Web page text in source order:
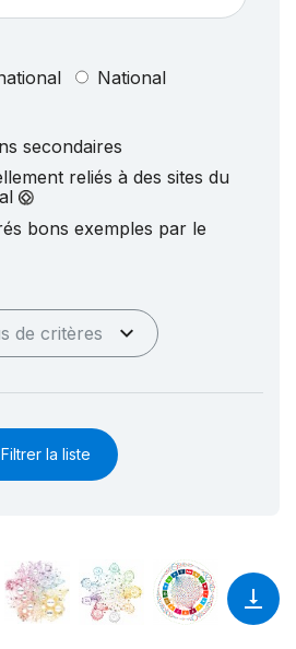
National
secondaires
reliés à des sites du
bons exemples par le
de critères
Filtrer la liste